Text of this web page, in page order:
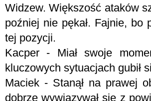
Widzew. Większość ataków
poźniej nie pękał. Fajnie, bo
tej pozycji.
Kacper - Miał swoje
kluczowych sytuacjach gubił
Maciek - Stanął na prawej
dobrze wywiązywał się z